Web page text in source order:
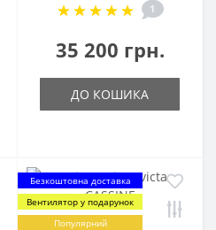
1
35 200 грн.
ДО КОШИКА
Безкоштовна доставка
Вентилятор у подарунок
Популярний